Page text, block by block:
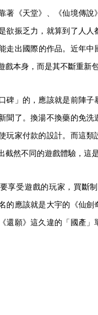
著《天堂》、《仙境傳
欲振乏力，就算到了人人
走出國際的作品。近年
戲本身，而是其不斷重新
碑」的，應該就是前陣子
聞了。換湯不換藥的免
玩家付款的設計。而這
截然不同的遊戲體驗，這
享受遊戲的玩家，買斷
的應該就是大宇的《仙劍
還願》這久違的「國產